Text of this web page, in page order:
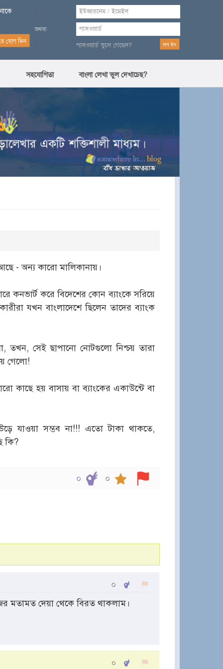
পাসওয়ার্ড ভুলে গেছেন?
সহযোগিতা বাংলা লেখা ভুল দেখাচেছ?
- অন্য কারো মালিকানায়।
কনভার্ট করে বিদেশের কোন ব্যাংকে সরিয়ে
যখন বাংলাদেশে ছিলেন তাদের ব্যাংক
তখন, সেই ছাপানো নোটগুলো নিশ্চয় তারা
গেলো!
কাছে হয় বাসায় বা ব্যাংকের একাউন্টে বা
যাওয়া সম্ভব না!!! এতো টাকা থাকতে,
কি?
০
০
০
মতামত দেয়া থেকে বিরত থাকলাম।
০